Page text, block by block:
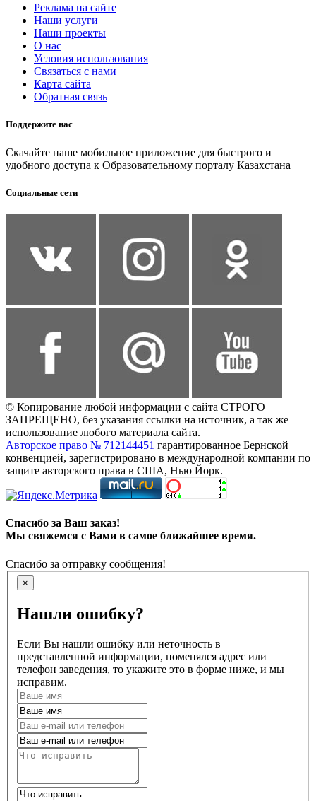
Реклама на сайте
Наши услуги
Наши проекты
О нас
Условия использования
Связаться с нами
Карта сайта
Обратная связь
Поддержите нас
Скачайте наше мобильное приложение для быстрого и
удобного доступа к Образовательному порталу Казахстана
Социальные сети
© Копирование любой информации с сайта СТРОГО
ЗАПРЕЩЕНО, без указания ссылки на источник, а так же
использование любого материала сайта.
Авторское право № 712144451 гарантированное Бернской
конвенцией, зарегистрировано в международной компании по
защите авторского права в США, Нью Йорк.
Спасибо за Ваш заказ!
Мы свяжемся с Вами в самое ближайшее время.
Спасибо за отправку сообщения!
×
Нашли ошибку?
Если Вы нашли ошибку или неточность в
представленной информации, поменялся адрес или
телефон заведения, то укажите это в форме ниже, и мы
исправим.